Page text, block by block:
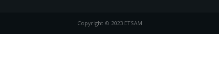
Copyright © 2023 ETSAM